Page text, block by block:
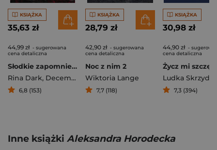
KSIĄŻKA
35,63 zł
44,99 zł - sugerowana
cena detaliczna
Słodkie zapomnienie
Rina Dark, December
6,8 (153)
KSIĄŻKA
28,79 zł
42,90 zł - sugerowana
cena detaliczna
Noc z nim 2
Wiktoria Lange
7,7 (118)
KSIĄŻKA
30,98 zł
44,90 zł -
cena detaliczna
Życz mi
7,3 (394)
Inne książki Aleksandra Horodecka